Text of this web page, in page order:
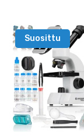
Suosittu